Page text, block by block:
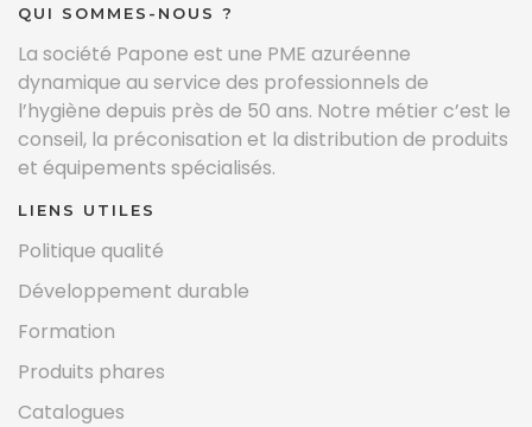
QUI SOMMES-NOUS ?
La société Papone est une PME azuréenne
dynamique au service des professionnels de
l’hygiène depuis près de 50 ans. Notre métier c’est le
conseil, la préconisation et la distribution de produits
et équipements spécialisés.
LIENS UTILES
Politique qualité
Développement durable
Formation
Produits phares
Catalogues